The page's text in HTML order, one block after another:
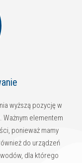
wyższą pozycję w
elementem
ponieważ mamy
do urządzeń
dla którego